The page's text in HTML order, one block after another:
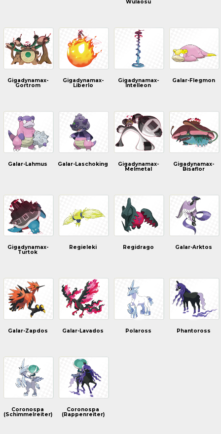
Wulaosu
Gigadynamax-
Gortrom
Gigadynamax-
Liberlo
Gigadynamax-
Intelleon
Galar-Flegmon
Galar-Lahmus Galar-Laschoking Gigadynamax-
Melmetal
Gigadynamax-
Bisaflor
Gigadynamax-
Turtok
Regieleki Regidrago Galar-Arktos
Galar-Zapdos Galar-Lavados Polaross Phantoross
Coronospa
(Schimmelreiter)
Coronospa
(Rappenreiter)